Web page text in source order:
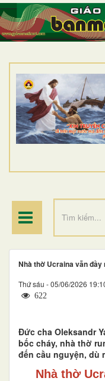
TRANG NHẤT
GIỚI THIỆU
DÒNG TU
BAN MỤC VỤ
ĐOÀN THỂ CG
ĐIỂM HÀNH
Nhà thờ Ucraina vẫn đầy
Thứ sáu - 05/06/2026
622
Đức cha Oleksandr
bốc cháy, nhà thờ
đến cầu nguyện, dù
Nhà thờ